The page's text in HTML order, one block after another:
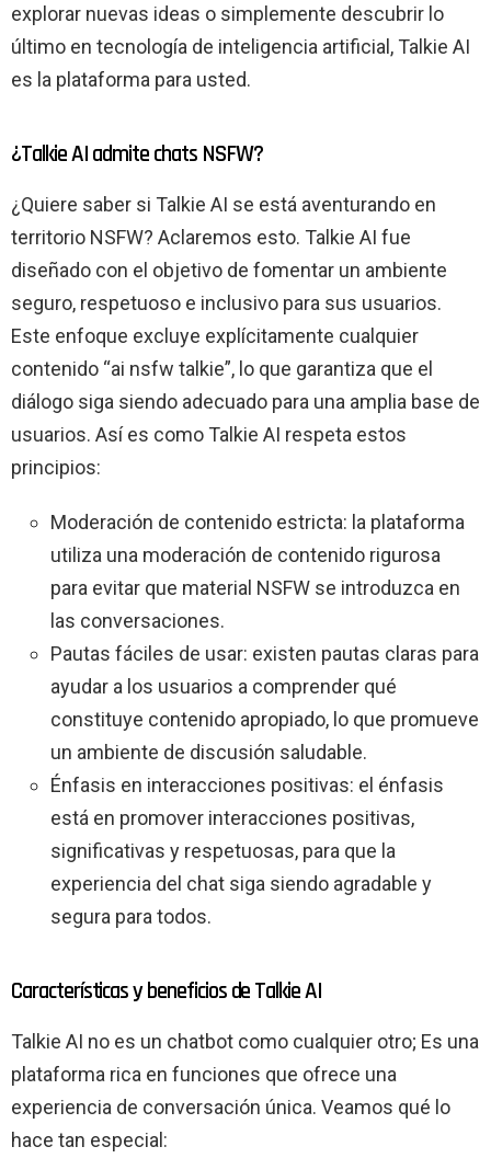
explorar nuevas ideas o simplemente descubrir lo
último en tecnología de inteligencia artificial, Talkie AI
es la plataforma para usted.
¿Talkie AI admite chats NSFW?
¿Quiere saber si Talkie AI se está aventurando en
territorio NSFW? Aclaremos esto. Talkie AI fue
diseñado con el objetivo de fomentar un ambiente
seguro, respetuoso e inclusivo para sus usuarios.
Este enfoque excluye explícitamente cualquier
contenido “ai nsfw talkie”, lo que garantiza que el
diálogo siga siendo adecuado para una amplia base de
usuarios. Así es como Talkie AI respeta estos
principios:
Moderación de contenido estricta: la plataforma
utiliza una moderación de contenido rigurosa
para evitar que material NSFW se introduzca en
las conversaciones.
Pautas fáciles de usar: existen pautas claras para
ayudar a los usuarios a comprender qué
constituye contenido apropiado, lo que promueve
un ambiente de discusión saludable.
Énfasis en interacciones positivas: el énfasis
está en promover interacciones positivas,
significativas y respetuosas, para que la
experiencia del chat siga siendo agradable y
segura para todos.
Características y beneficios de Talkie AI
Talkie AI no es un chatbot como cualquier otro; Es una
plataforma rica en funciones que ofrece una
experiencia de conversación única. Veamos qué lo
hace tan especial: